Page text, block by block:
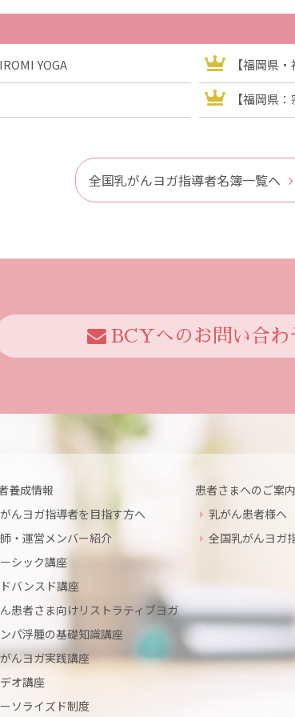
YOGA 【福岡県
【福岡県
全国乳がんヨガ指導者名簿一覧へ
BCYへのお問い合わ
養成情報
んヨガ指導者を目指す方へ
・運営メンバー紹介
シック講座
バンスド講座
患者さま向けリストラティブヨガ
パ浮腫の基礎知識講座
んヨガ実践講座
オ講座
ソライズド制度
患者さまへのご案内
乳がん患者様へ
全国乳がんヨガ